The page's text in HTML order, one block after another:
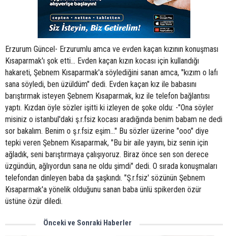
Erzurum Güncel- Erzurumlu amca ve evden kaçan kızının konuşması
Kısaparmak'ı şok etti... Evden kaçan kızın kocası için kullandığı
hakareti, Şebnem Kısaparmak'a söylediğini sanan amca, "kızım o lafı
sana söyledi, ben üzüldüm" dedi. Evden kaçan kız ile babasını
barıştırmak isteyen Şebnem Kısaparmak, kız ile telefon bağlantısı
yaptı. Kızdan öyle sözler işitti ki izleyen de şoke oldu: -"Ona söyler
misiniz o istanbul'daki ş.r.fsiz kocası aradığında benim babam ne dedi
sor bakalım. Benim o ş.r.fsiz eşim..." Bu sözler üzerine "ooo" diye
tepki veren Şebnem Kısaparmak, "Bu bir aile yayını, biz senin için
ağladık, seni barıştırmaya çalışıyoruz. Biraz önce sen son derece
üzgündün, ağlıyordun sana ne oldu şimdi" dedi. O sırada konuşmaları
telefondan dinleyen baba da şaşkındı. "Ş.r.fsiz' sözünün Şebnem
Kısaparmak'a yönelik olduğunu sanan baba ünlü spikerden özür
üstüne özür diledi.
Önceki ve Sonraki Haberler